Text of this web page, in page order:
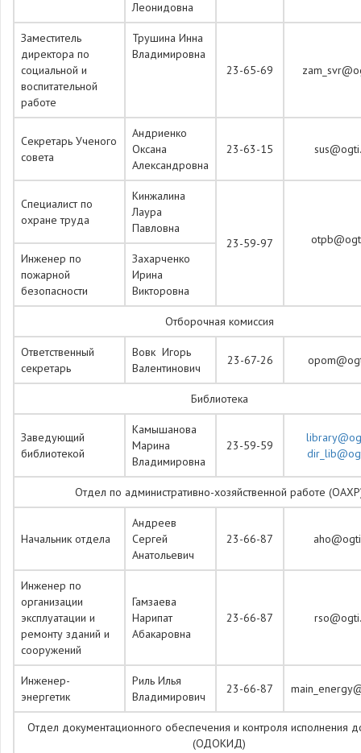
Леонидовна
Заместитель
директора по
социальной и
воспитательной
работе
Трушина Инна
Владимировна
23-65-69
Секретарь Ученого
совета
Андриенко
Оксана
Александровна
23-63-15
Специалист по
охране труда
Кинжалина
Лаура
Павловна
23-59-97
Инженер по
пожарной
безопасности
Захарченко
Ирина
Викторовна
Отборочная комиссия
Ответственный
секретарь
Вовк Игорь
Валентинович
23-67-26
Библиотека
Заведующий
библиотекой
Камышанова
Марина
Владимировна
23-59-59
Отдел по административно-хозяйственной работе
Начальник отдела
Андреев
Сергей
Анатольевич
23-66-87
Инженер по
организации
эксплуатации и
ремонту зданий и
сооружений
Гамзаева
Нарипат
Абакаровна
23-66-87
Инженер-
энергетик
Риль Илья
Владимирович
23-66-87
Отдел документационного обеспечения и контроля исполнения
(ОДОКИД)